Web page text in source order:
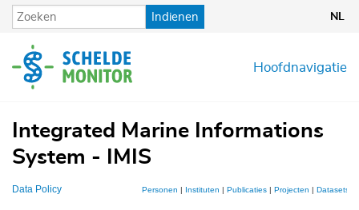
Overslaan
en
de
inhoud
Indienen NL
Hoofdnavigatie
Integrated Marine Informations
System - IMIS
Data Policy Personen | Instituten | Publicaties | Projecten | Datasets